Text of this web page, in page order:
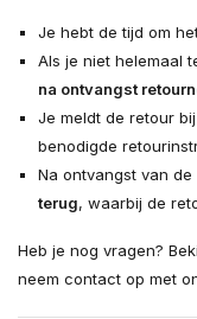
Je hebt de tijd om
Als je niet helemaal
na ontvangst
Je meldt de retour
benodigde
Na ontvangst van
terug, waarbij de
Heb je nog vragen?
neem contact op met